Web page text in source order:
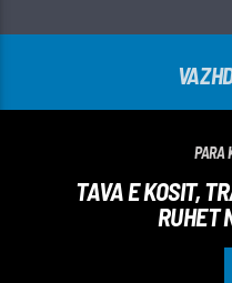
PARA
TAVA E KOSIT,
RUHET